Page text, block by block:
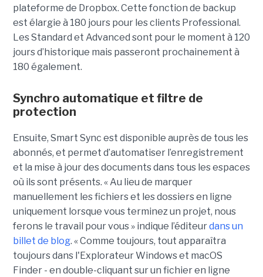
plateforme de Dropbox. Cette fonction de backup
est élargie à 180 jours pour les clients Professional.
Les Standard et Advanced sont pour le moment à 120
jours d’historique mais passeront prochainement à
180 également.
Synchro automatique et filtre de
protection
Ensuite, Smart Sync est disponible auprès de tous les
abonnés, et permet d’automatiser l’enregistrement
et la mise à jour des documents dans tous les espaces
où ils sont présents. « Au lieu de marquer
manuellement les fichiers et les dossiers en ligne
uniquement lorsque vous terminez un projet, nous
ferons le travail pour vous » indique l’éditeurdans un
billet de blog. « Comme toujours, tout apparaîtra
toujours dans l'Explorateur Windows et macOS
Finder - en double-cliquant sur un fichier en ligne